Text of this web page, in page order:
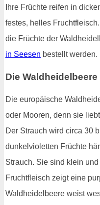
Ihre Früchte reifen in
festes, helles
die Früchte der
in Seesen bestellt werden.
Die Waldheidelbeere
Die europäische
oder Mooren, denn sie
Der Strauch wird circa 30
dunkelvioletten Früchte
Strauch. Sie sind klein
Fruchtfleisch zeigt eine
Waldheidelbeere weist